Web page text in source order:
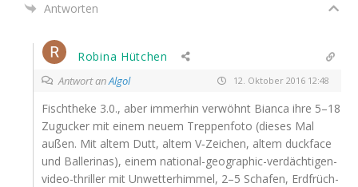
Antworten
Robina Hütchen
Antwort anAlgol 12. Oktober 2016 12:48
Fisch­the­ke 3.0., aber immer­hin ver­wöhnt Bian­ca ihre 5–18
Zugu­cker mit einem neu­em Trep­pen­fo­to (die­ses Mal
außen. Mit altem Dutt, altem V‑Zeichen, altem duck­face
und Bal­le­ri­nas), einem natio­nal-geo­gra­phic-ver­däch­ti­gen-
video-thril­ler mit Unwet­ter­him­mel, 2–5 Scha­fen, Erd­früch­